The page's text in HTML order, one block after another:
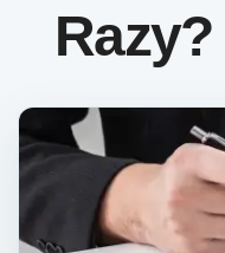
Razy?